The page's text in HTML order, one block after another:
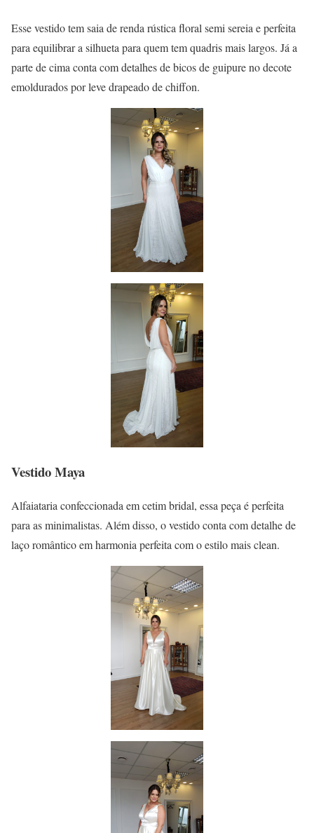
Esse vestido tem saia de renda rústica floral semi sereia e perfeita
para equilibrar a silhueta para quem tem quadris mais largos. Já a
parte de cima conta com detalhes de bicos de guipure no decote
emoldurados por leve drapeado de chiffon.
Vestido Maya
Alfaiataria confeccionada em cetim bridal, essa peça é perfeita
para as minimalistas. Além disso, o vestido conta com detalhe de
laço romântico em harmonia perfeita com o estilo mais clean.